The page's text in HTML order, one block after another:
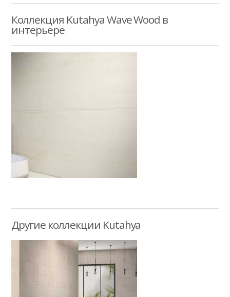
Коллекция Kutahya Wave Wood в
интерьере
Другие коллекции Kutahya